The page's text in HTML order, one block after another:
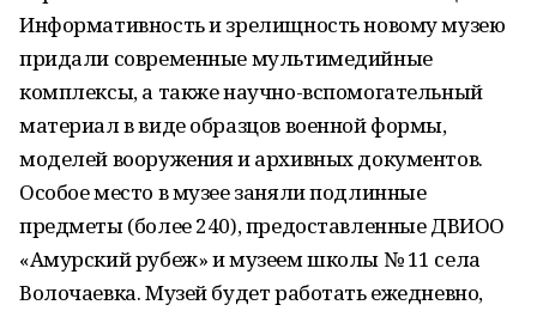
Информативность и зрелищность новому музею
придали современные мультимедийные
комплексы, а также научно-вспомогательный
материал в виде образцов военной формы,
моделей вооружения и архивных документов.
Особое место в музее заняли подлинные
предметы (более 240), предоставленные ДВИОО
«Амурский рубеж» и музеем школы № 11 села
Волочаевка. Музей будет работать ежедневно,